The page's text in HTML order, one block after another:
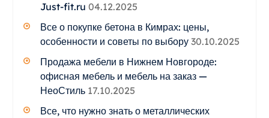
Just-fit.ru 04.12.2025
Все о покупке бетона в Кимрах: цены,
особенности и советы по выбору 30.10.2025
Продажа мебели в Нижнем Новгороде:
офисная мебель и мебель на заказ —
НеоСтиль 17.10.2025
Все, что нужно знать о металлических